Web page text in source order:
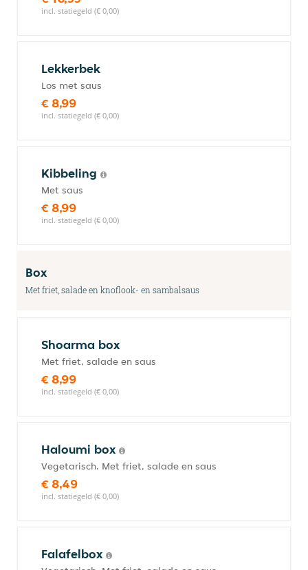
incl. statiegeld (€ 0,00)
Lekkerbek
Los met saus
€ 8,99
incl. statiegeld (€ 0,00)
Kibbeling
Met saus
€ 8,99
incl. statiegeld (€ 0,00)
Box
Met friet, salade en knoflook- en sambalsaus
Shoarma box
Met friet, salade en saus
€ 8,99
incl. statiegeld (€ 0,00)
Haloumi box
Vegetarisch. Met friet, salade en saus
€ 8,49
incl. statiegeld (€ 0,00)
Falafelbox